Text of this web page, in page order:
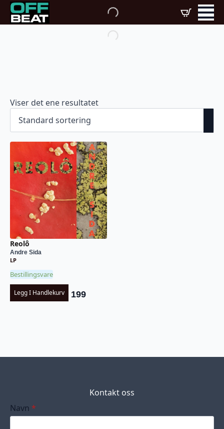
Viser det ene resultatet
Reolô
Andre Sida
LP
Bestillingsvare
Legg I Handlekurv 199
Kontakt oss
Navn *